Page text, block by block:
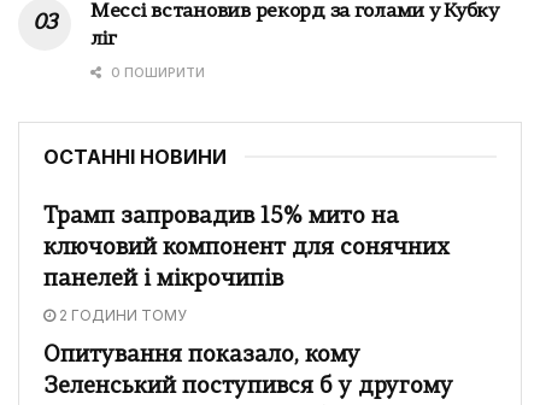
Мессі встановив рекорд за голами у Кубку
ліг
0 ПОШИРИТИ
ОСТАННІ НОВИНИ
Трамп запровадив 15% мито на
ключовий компонент для сонячних
панелей і мікрочипів
2 ГОДИНИ ТОМУ
Опитування показало, кому
Зеленський поступився б у другому